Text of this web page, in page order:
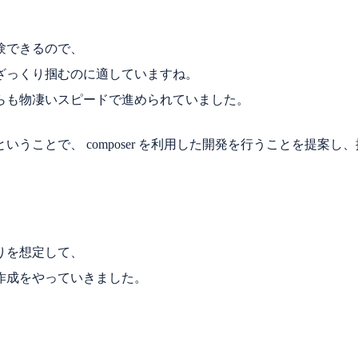
きるので、
くり掴むのに適していますね。
物凄いスピードで進められていました。
うことで、 composer を利用した開発を行うことを提案し、
想定して、
をやっていきました。